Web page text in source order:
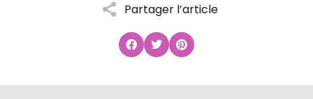
Partager l’article